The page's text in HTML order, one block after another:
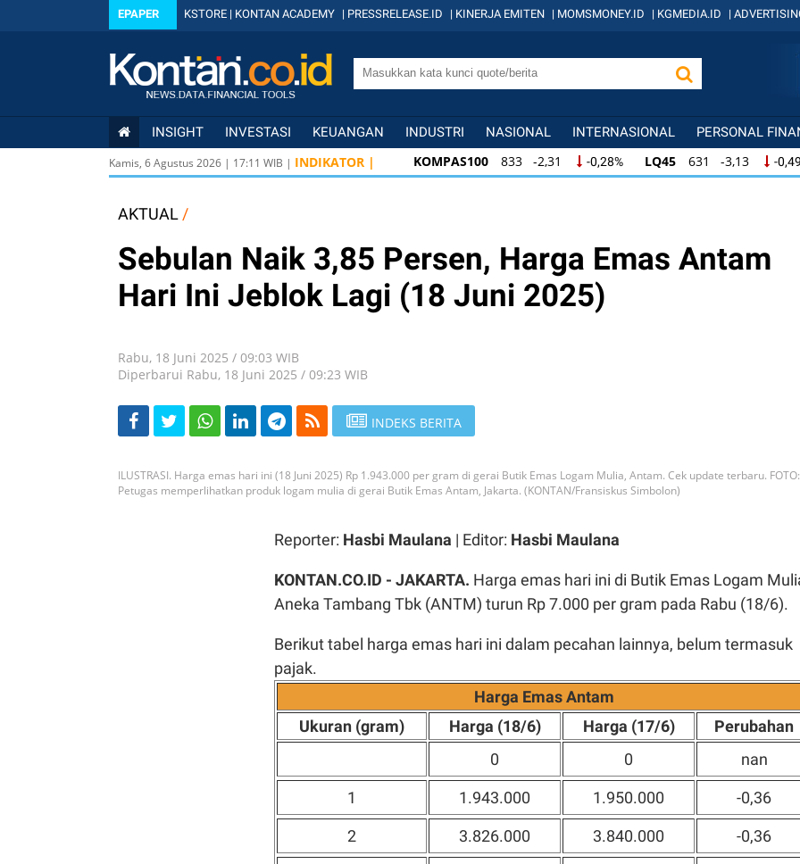
EPAPER KSTORE | KONTAN ACADEMY | PRESSRELEASE.ID | KINERJA EMITEN | MOMSMONEY.ID | KGMEDIA.ID |
INSIGHT INVESTASI KEUANGAN INDUSTRI NASIONAL INTERNASIONAL PERSONAL
Kamis, 6 Agustus 2026 | 17:11 WIB | INDIKATOR |
KOMPAS100 833 -2,31 -0,28% LQ45 631 -3,13 -0,49% ISSI 219 -0,63
KOMPAS100
833 -2,31 -0,28% LQ45 631 -3,13 -0,49% ISSI 219 -0,63
AKTUAL /
Sebulan Naik 3,85 Persen, Harga Emas Antam
Hari Ini Jeblok Lagi (18 Juni 2025)
Rabu, 18 Juni 2025 / 09:03 WIB
Diperbarui Rabu, 18 Juni 2025 / 09:23 WIB
INDEKS BERITA
ILUSTRASI. Harga emas hari ini (18 Juni 2025) Rp 1.943.000 per gram di gerai Butik Emas Logam Mulia, Antam. Cek update terbaru. FOTO:
Petugas memperlihatkan produk logam mulia di gerai Butik Emas Antam, Jakarta. (KONTAN/Fransiskus Simbolon)
Reporter: Hasbi Maulana | Editor: Hasbi Maulana
KONTAN.CO.ID - JAKARTA. Harga emas hari ini di Butik Emas Logam
Aneka Tambang Tbk (ANTM) turun Rp 7.000 per gram pada Rabu (18/6).
Berikut tabel harga emas hari ini dalam pecahan lainnya, belum termasuk
pajak.
Harga Emas Antam
Ukuran (gram)
Harga (18/6) Harga (17/6)
Perubahan
0
0 nan
1 1.943.000 1.950.000 -0,36
2 3.826.000 3.840.000 -0,36